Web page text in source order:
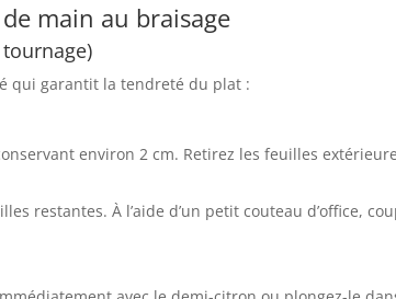
main au braisage
qui garantit la tendreté du plat :
environ2 cm. Retirez les feuilles
restantes. À l’aide d’un petit couteau d’office,